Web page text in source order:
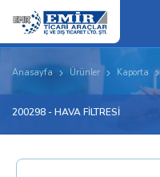
Anasayfa Ürünler Kaporta
200298 - HAVA FİLTRESİ